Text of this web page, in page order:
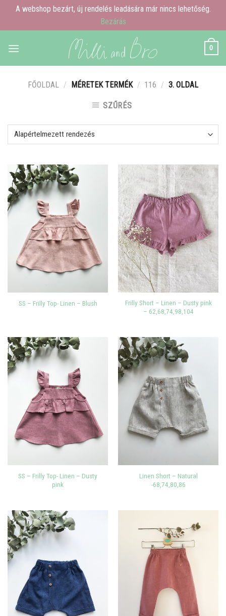
A webshop bezárt, új rendelés leadására már nincs lehetőség.
Bezárás
0
FŐOLDAL / MÉRETEK TERMÉK / 116 / 3. OLDAL
SZŰRÉS
SS – Frilly Top- Linen – Blush
Frilly Short – Linen – Dusty pink
– 62,68,74,98,104
SS – Frilly Top- Linen – Dusty
pink
Linen Short – Natural
-68,74,80,86